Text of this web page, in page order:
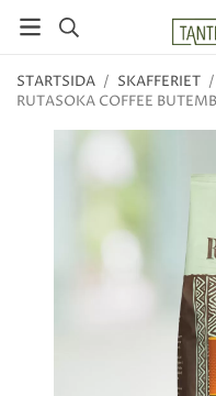
STARTSIDA / SKAFFERIET /
RUTASOKA COFFEE